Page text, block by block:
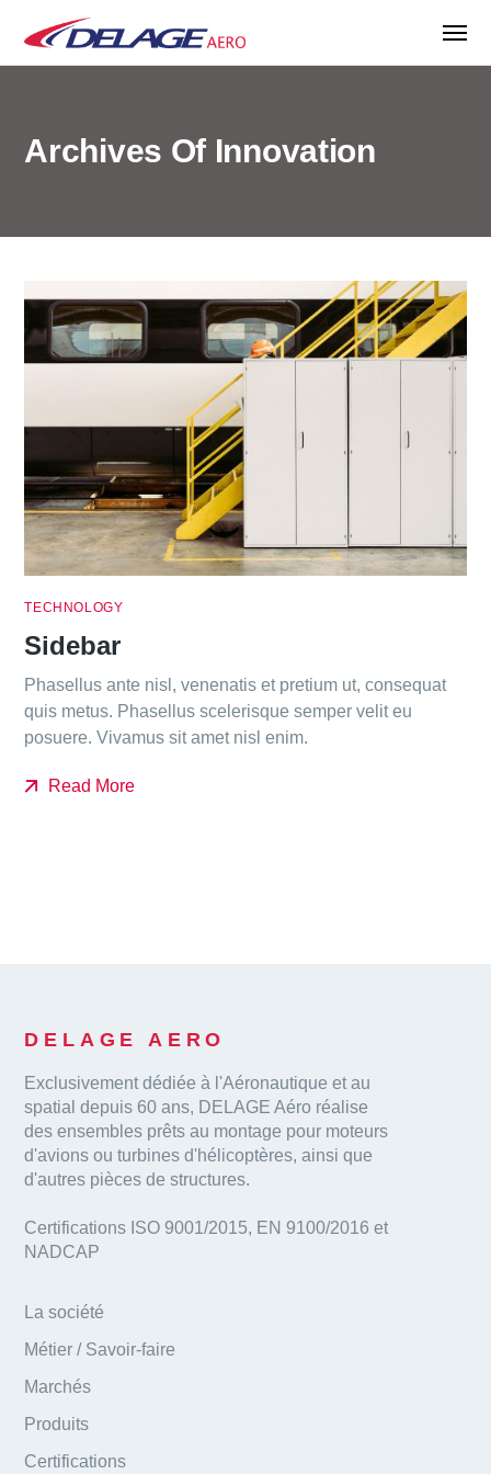
Archives Of Innovation
TECHNOLOGY
Sidebar
Phasellus ante nisl, venenatis et pretium ut, consequat
quis metus. Phasellus scelerisque semper velit eu
posuere. Vivamus sit amet nisl enim.
Read More
DELAGE AERO
Exclusivement dédiée à l'Aéronautique et au
spatial depuis 60 ans, DELAGE Aéro réalise
des ensembles prêts au montage pour moteurs
d'avions ou turbines d'hélicoptères, ainsi que
d'autres pièces de structures.
Certifications ISO 9001/2015, EN 9100/2016 et
NADCAP
La société
Métier / Savoir-faire
Marchés
Produits
Certifications